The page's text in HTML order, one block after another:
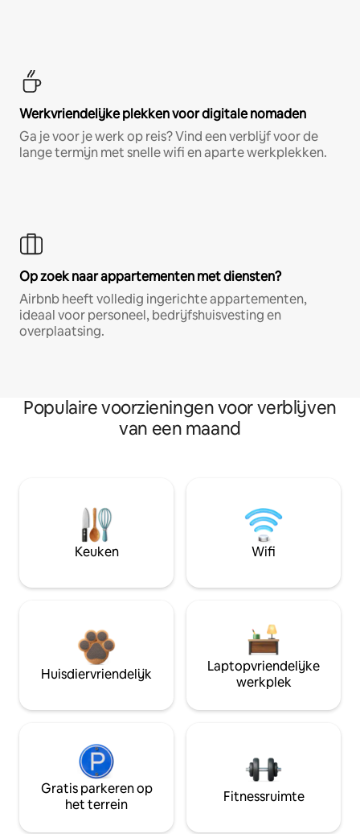
Werkvriendelijke plekken voor digitale nomaden
Ga je voor je werk op reis? Vind een verblijf voor de
lange termijn met snelle wifi en aparte werkplekken.
Op zoek naar appartementen met diensten?
Airbnb heeft volledig ingerichte appartementen,
ideaal voor personeel, bedrijfshuisvesting en
overplaatsing.
Populaire voorzieningen voor verblijven
van een maand
Keuken Wifi
Huisdiervriendelijk
Laptopvriendelijke
werkplek
Gratis parkeren op
het terrein
Fitnessruimte